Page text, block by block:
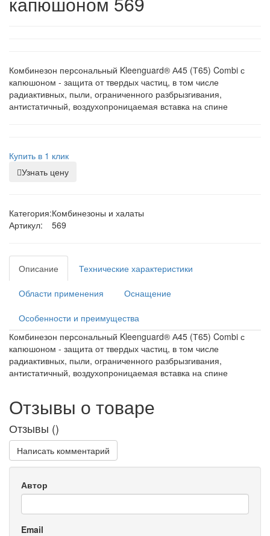
Комбинезон персональный Kleenguard® А45 (Т65) Combi с
капюшоном - защита от твердых частиц, в том числе
радиактивных, пыли, ограниченного разбрызгивания,
антистатичный, воздухопроницаемая вставка на спине
Купить в 1 клик
Узнать цену
Категория:Комбинезоны и халаты
Артикул:
569
Описание Технические характеристики
Области применения Оснащение
Особенности и преимущества
Комбинезон персональный Kleenguard® А45 (Т65) Combi с
капюшоном - защита от твердых частиц, в том числе
радиактивных, пыли, ограниченного разбрызгивания,
антистатичный, воздухопроницаемая вставка на спине
Отзывы о товаре
Отзывы ()
Написать комментарий
Автор
Email